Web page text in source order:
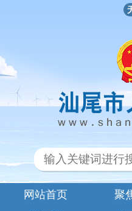
网站首页 聚